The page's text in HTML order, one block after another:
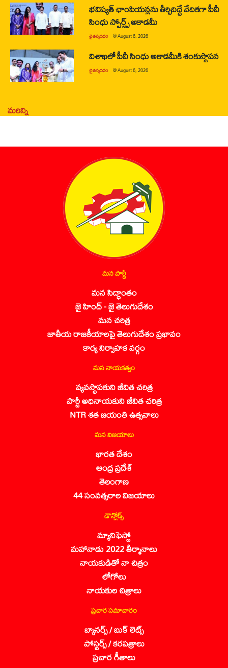
భవిష్యత్ ఛాంపియన్లను తీర్చిదిద్దే వేదికగా పీవీ
సింధు స్పోర్ట్స్ అకాడమీ
చైతన్యరధం @August 6, 2026
విశాఖలో పీవీ సింధు అకాడమీకి శంకుస్థాపన
చైతన్యరధం @August 6, 2026
మరిన్ని
మన పార్టీ
మన సిద్ధాంతం
జై హింద్ - జై తెలుగుదేశం
మన చరిత్ర
జాతీయ రాజకీయాలపై తెలుగుదేశం ప్రభావం
కార్య నిర్వాహక వర్గం
మన నాయకత్వం
వ్యవస్థాపకుని జీవిత చరిత్ర
పార్టీ అధినాయకుని జీవిత చరిత్ర
NTR శత జయంతి ఉత్సవాలు
మన విజయాలు
భారత దేశం
ఆంధ్ర ప్రదేశ్
తెలంగాణ
44 సంవత్సరాల విజయాలు
డౌన్లోడ్స్
మ్యానిఫెస్టో
మహానాడు 2022 తీర్మానాలు
నాయకుడితో నా చిత్రం
లోగోలు
నాయకుల చిత్రాలు
ప్రచార సమాచారం
బ్యానర్స్ / బుక్ లెట్స్
పోస్టర్స్ / కరపత్రాలు
ప్రచార గీతాలు